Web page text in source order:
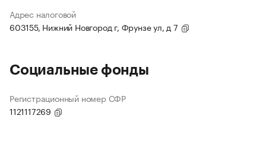
Адрес налоговой
603155, Нижний Новгород г, Фрунзе ул, д 7
Социальные фонды
Регистрационный номер СФР
1121117269